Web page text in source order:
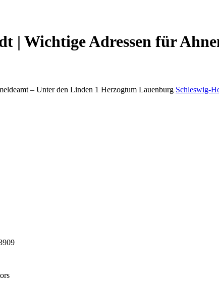
| Wichtige Adressen für
– Unter den Linden 1 Herzogtum Lauenburg Schleswig-